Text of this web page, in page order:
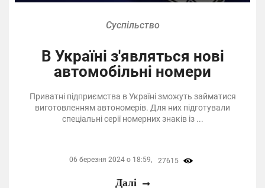
Суспільство
В Україні з'являться нові
автомобільні номери
Приватні підприємства в Україні зможуть займатися
виготовленням автономерів. Для них підготували
спеціальні серії номерних знаків із ...
06 березня 2024 о 18:59, 27615
Далі